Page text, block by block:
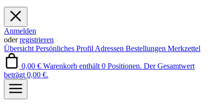
Anmelden
oderregistrieren
Übersicht Persönliches Profil Adressen Bestellungen Merkzettel
0,00 € Warenkorb enthält 0 Positionen. Der Gesamtwert
beträgt 0,00 €.